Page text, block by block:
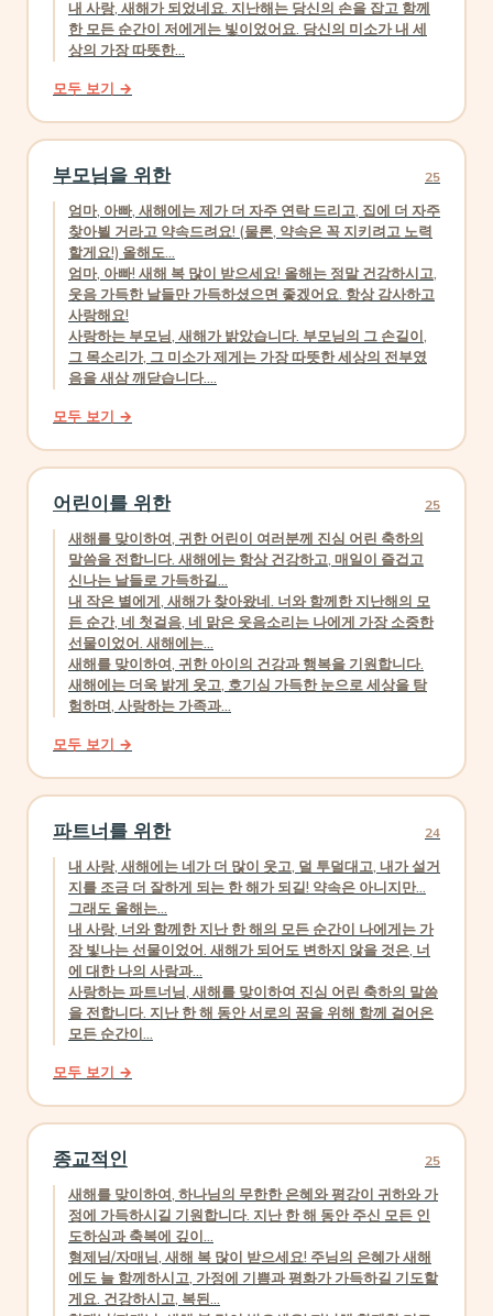
내 사랑, 새해가 되었네요. 지난해는 당신의 손을 잡고 함께
한 모든 순간이 저에게는 빛이었어요. 당신의 미소가 내 세
상의 가장 따뜻한...
모두 보기 →
부모님을 위한 25
엄마, 아빠, 새해에는 제가 더 자주 연락 드리고, 집에 더 자주
찾아뵐 거라고 약속드려요! (물론, 약속은 꼭 지키려고 노력
할게요!) 올해도...
엄마, 아빠! 새해 복 많이 받으세요! 올해는 정말 건강하시고,
웃음 가득한 날들만 가득하셨으면 좋겠어요. 항상 감사하고
사랑해요!
사랑하는 부모님, 새해가 밝았습니다. 부모님의 그 손길이,
그 목소리가, 그 미소가 제게는 가장 따뜻한 세상의 전부였
음을 새삼 깨닫습니다....
모두 보기 →
어린이를 위한 25
새해를 맞이하여, 귀한 어린이 여러분께 진심 어린 축하의
말씀을 전합니다. 새해에는 항상 건강하고, 매일이 즐겁고
신나는 날들로 가득하길...
내 작은 별에게, 새해가 찾아왔네. 너와 함께한 지난해의 모
든 순간, 네 첫걸음, 네 맑은 웃음소리는 나에게 가장 소중한
선물이었어. 새해에는...
새해를 맞이하여, 귀한 아이의 건강과 행복을 기원합니다.
새해에는 더욱 밝게 웃고, 호기심 가득한 눈으로 세상을 탐
험하며, 사랑하는 가족과...
모두 보기 →
파트너를 위한 24
내 사랑, 새해에는 네가 더 많이 웃고, 덜 투덜대고, 내가 설거
지를 조금 더 잘하게 되는 한 해가 되길! 약속은 아니지만...
그래도 올해는...
내 사랑, 너와 함께한 지난 한 해의 모든 순간이 나에게는 가
장 빛나는 선물이었어. 새해가 되어도 변하지 않을 것은, 너
에 대한 나의 사랑과...
사랑하는 파트너님, 새해를 맞이하여 진심 어린 축하의 말씀
을 전합니다. 지난 한 해 동안 서로의 꿈을 위해 함께 걸어온
모든 순간이...
모두 보기 →
종교적인 25
새해를 맞이하여, 하나님의 무한한 은혜와 평강이 귀하와 가
정에 가득하시길 기원합니다. 지난 한 해 동안 주신 모든 인
도하심과 축복에 깊이...
형제님/자매님, 새해 복 많이 받으세요! 주님의 은혜가 새해
에도 늘 함께하시고, 가정에 기쁨과 평화가 가득하길 기도할
게요. 건강하시고, 복된...